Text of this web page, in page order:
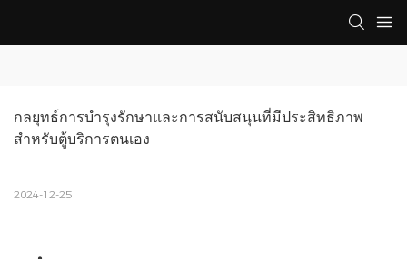
กลยุทธ์การบำรุงรักษาและการสนับสนุนที่มีประสิทธิภาพ
สำหรับตู้บริการตนเอง
2024-12-25